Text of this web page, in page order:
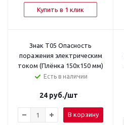
Купить в 1 клик
Знак T05 Опасность
поражения электрическим
током (Плёнка 150x150 мм)
Есть в наличии
24 руб./шт
В корзину